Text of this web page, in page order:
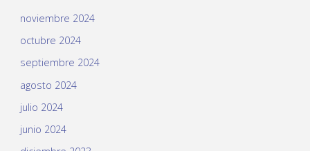
noviembre 2024
octubre 2024
septiembre 2024
agosto 2024
julio 2024
junio 2024